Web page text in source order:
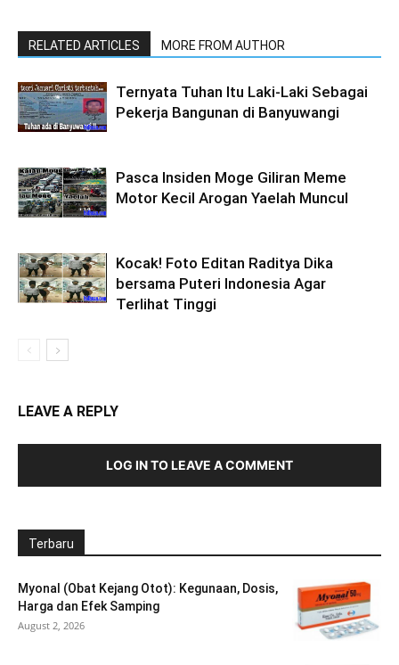
RELATED ARTICLES MORE FROM AUTHOR
Ternyata Tuhan Itu Laki-Laki Sebagai
Pekerja Bangunan di Banyuwangi
Pasca Insiden Moge Giliran Meme
Motor Kecil Arogan Yaelah Muncul
Kocak! Foto Editan Raditya Dika
bersama Puteri Indonesia Agar
Terlihat Tinggi
LEAVE A REPLY
LOG IN TO LEAVE A COMMENT
Terbaru
Myonal (Obat Kejang Otot): Kegunaan, Dosis,
Harga dan Efek Samping
August 2, 2026